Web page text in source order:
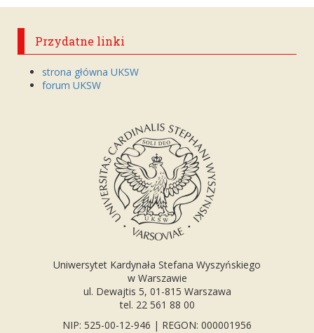
Przydatne linki
strona główna UKSW
forum UKSW
Uniwersytet Kardynała Stefana Wyszyńskiego
w Warszawie
ul. Dewajtis 5, 01-815 Warszawa
tel. 22 561 88 00
NIP: 525-00-12-946 | REGON: 000001956